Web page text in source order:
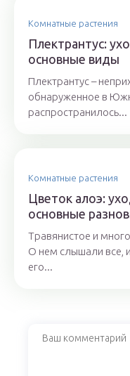
Комнатные растения
Плектрантус:
основные виды
Плектрантус –
обнаруженное в
распространилось...
Комнатные растения
Цветок алоэ:
основные
Травянистое и
О нем слышали все,
его...